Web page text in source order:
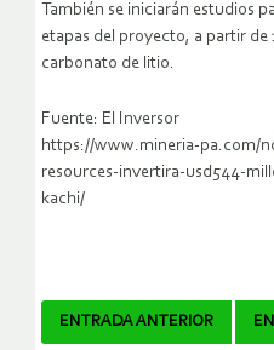
También se iniciarán estudios
etapas del proyecto, a partir
carbonato de litio.
Fuente: El Inversor
https://www.mineria-pa.com/
resources-invertira-usd544-
kachi/
Navegador
ENTRADA ANTERIOR